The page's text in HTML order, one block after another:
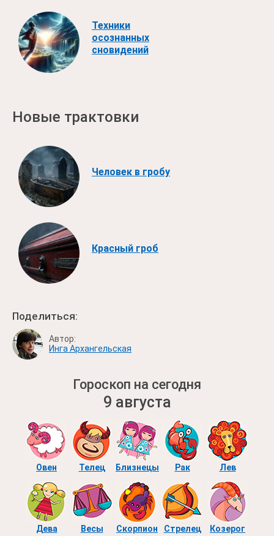
Техники
осознанных
сновидений
Новые трактовки
Человек в гробу
Красный гроб
Поделиться:
Автор:
Инга Архангельская
Гороскоп на сегодня
9 августа
Овен Телец Близнецы Рак Лев
Дева Весы Скорпион Стрелец Козерог